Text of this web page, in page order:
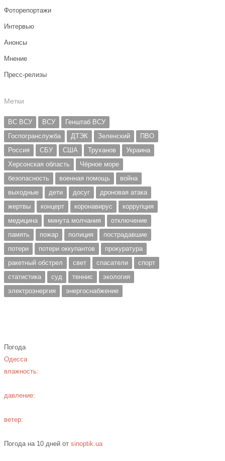
Фоторепортажи
Интервью
Анонсы
Мнение
Пресс-релизы
Метки
ВС ВСУ ВСУ
Генштаб ВСУ
Госпогранслужба
ДТЭК Зеленский
ПВО
Россия
СБУ США Труханов
Украина
Херсонская область
Чёрное море
безопасность
военная помощь
война
выходные
дети досуг
дроновая атака
жертвы
концерт коронавирус
коррупция
медицина
минута молчания
отключение
память
пожар полиция
пострадавшие
потери
потери оккупантов
прокуратура
ракетный обстрел
свет спасатели
спорт
статистика
суд теннис
экология
электроэнергия
энергоснабжение
Погода
Одесса
влажность:
давление:
ветер:
Погода на 10 дней отsinoptik.ua